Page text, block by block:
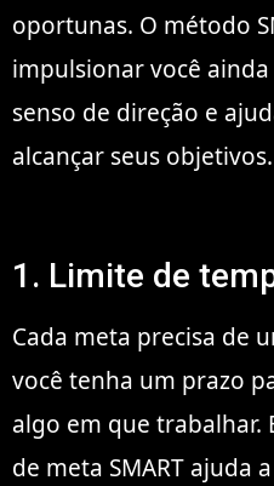
oportunas. O método
impulsionar você
senso de direção e
alcançar seus objetivos.
1. Limite de
Cada meta precisa de
você tenha um prazo
algo em que trabalhar.
de meta SMART ajuda